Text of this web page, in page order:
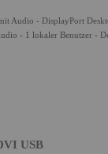
Audio - DisplayPort
- 1 lokaler Benutzer -
USB